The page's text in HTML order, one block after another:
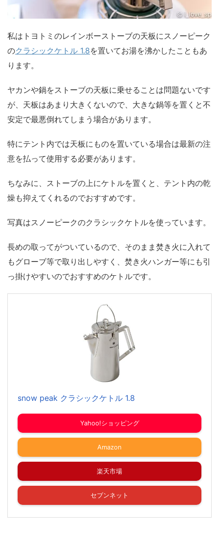
私はトヨトミのレインボーストーブの天板にスノーピーク
のクラシックケトル 1.8を置いてお湯を沸かしたこともあ
ります。
ヤカンや鍋をストーブの天板に乗せることは問題ないです
が、天板はあまり大きくないので、 大きな鍋等を置くと不
安定で最悪倒れてしまう場合があります。
特にテント内では天板にものを置いている場合は最新の注
意を払って使用する必要があります。
ちなみに、ストーブの上にケトルを置くと、テント内の乾
燥も抑えてくれるのでおすすめです。
写真はスノーピークのクラシックケトルを使っています。
長めの取ってがついているので、そのまま焚き火に入れて
もグローブ等で取り出しやすく、焚き火ハンガー等にも引
っ掛けやすいのでおすすめのケトルです。
snow peak クラシックケトル 1.8
Yahoo!ショッピング
Amazon
楽天市場
セブンネット